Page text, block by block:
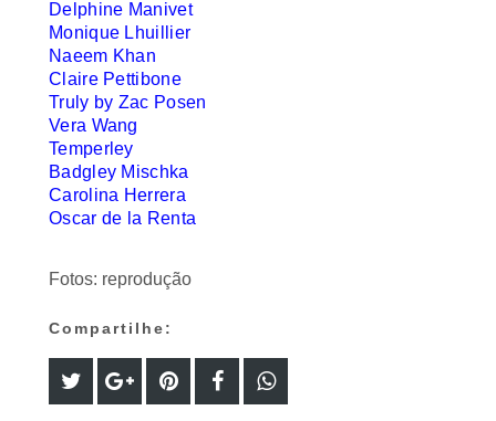
Monique Lhuillier
Naeem Khan
Claire Pettibone
Truly by Zac Posen
Vera Wang
Temperley
Badgley Mischka
Carolina Herrera
Oscar de la Renta